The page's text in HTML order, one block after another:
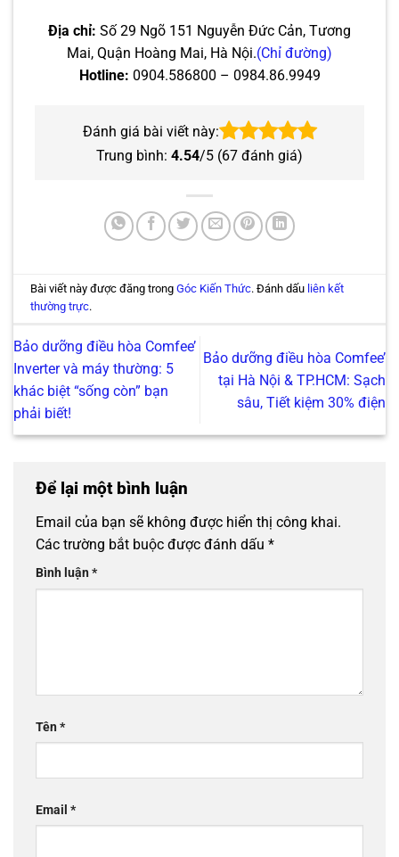
Địa chỉ: Số 29 Ngõ 151 Nguyễn Đức Cản, Tương
Mai, Quận Hoàng Mai, Hà Nội.(Chỉ đường)
Hotline: 0904.586800 – 0984.86.9949
Đánh giá bài viết này:
Trung bình: 4.54/5 (67 đánh giá)
Bài viết này được đăng trongGóc Kiến Thức. Đánh dấu liên kết
thường trực.
Bảo dưỡng điều hòa Comfee’
Inverter và máy thường: 5
khác biệt “sống còn” bạn
phải biết!
Bảo dưỡng điều hòa Comfee’
tại Hà Nội & TP.HCM: Sạch
sâu, Tiết kiệm 30% điện
Để lại một bình luận
Email của bạn sẽ không được hiển thị công khai.
Các trường bắt buộc được đánh dấu *
Bình luận*
Tên*
Email *